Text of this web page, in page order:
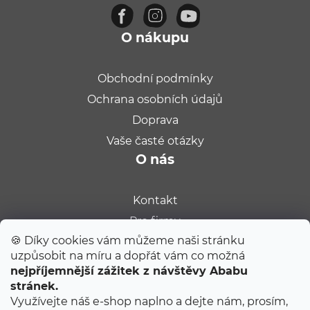
🍪 Díky cookies vám můžeme naši stránku
uzpůsobit na míru a dopřát vám co možná
nejpříjemnější zážitek z návštěvy Ababu
stránek.
Využívejte náš e-shop naplno a dejte nám, prosím,
O nákupu
Obchodní podmínky
Ochrana osobních údajů
Doprava
Vaše časté otázky
O nás
Kontakt
Pro firmy
Velkoobchod
Kariéra
Populární na blogu